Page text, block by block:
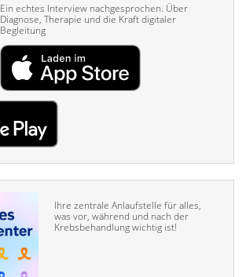
Ein echtes Interview nach­gesprochen. Über
Diagnose, Therapie und die Kraft digitaler
Begleitung
Ihre zentrale Anlaufstelle für alles,
was vor, während und nach der
Krebsbehandlung wichtig ist!